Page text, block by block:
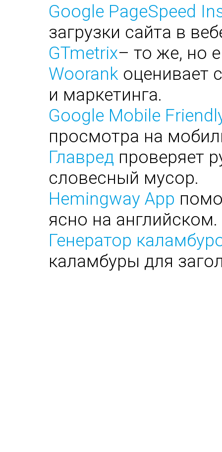
Google PageSpeed
загрузки сайта в
GTmetrix– то же, но
Woorank оценивает
и маркетинга.
Google Mobile
просмотра на
Главред проверяет
словесный мусор.
Hemingway App
ясно на английском.
Генератор
каламбуры для